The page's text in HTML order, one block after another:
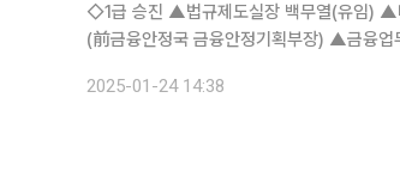
◇1급 승진 ▲법규제도실장 백무열(유임) ▲비서실장 이동렬(유임) ▲경제통계2국 이홍직(前조사국 물가고용부장) ▲금융검사실 서평석
(前금융안정국 금융안정기획부장) ▲금융
2025-01-24 14:38